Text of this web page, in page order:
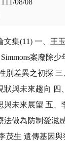
集(11) 一、王
案廢除
別差異之初探
狀與未來趨向 四
與未來展望 五、
法做為防制愛滋
茂生 遺傳基因